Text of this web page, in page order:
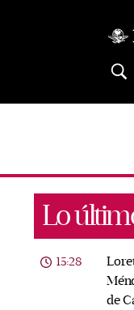
Lo
15:28
de